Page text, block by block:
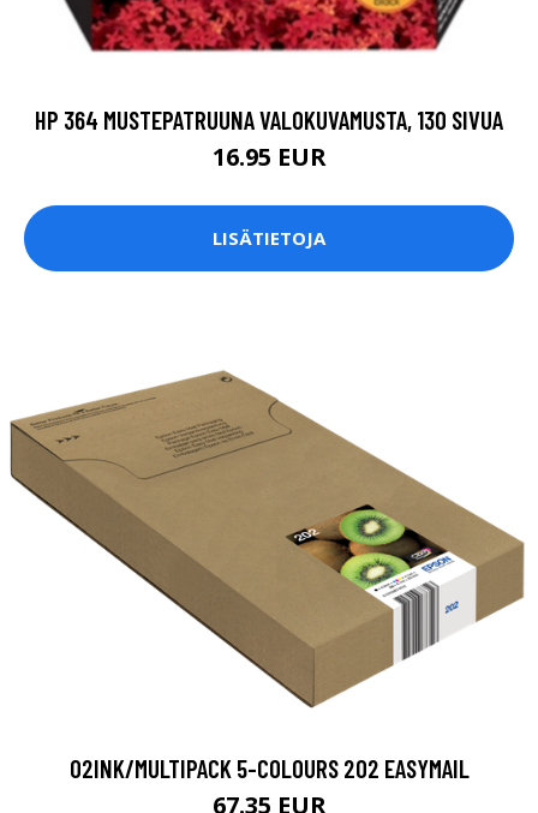
HP 364 MUSTEPATRUUNA VALOKUVAMUSTA, 130 SIVUA
16.95 EUR
LISÄTIETOJA
02INK/MULTIPACK 5-COLOURS 202 EASYMAIL
67.35 EUR